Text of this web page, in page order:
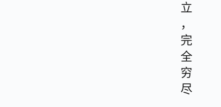
立
，
完
全
穷
尽